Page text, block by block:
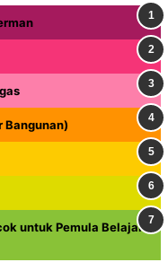
Bangunan)
untuk Pemula Belajar